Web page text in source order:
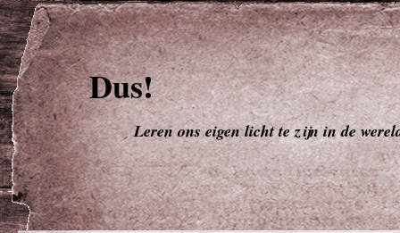
Dus!
Leren ons eigen licht te zijn in de